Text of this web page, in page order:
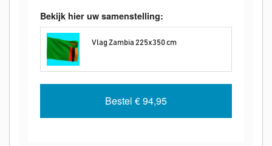
Bekijk hier uw samenstelling:
Vlag Zambia 225x350 cm
Bestel € 94,95